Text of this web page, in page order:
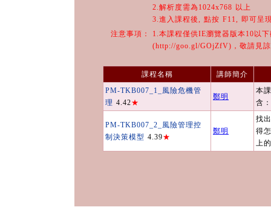
2.解析度需為1024x768 以上
3.進入課程後, 點按 F11, 即可呈
注意事項：
1.本課程僅供IE瀏覽器版本10以
(http://goo.gl/GOjZfV)，敬請見
課程名稱
講師簡介
PM-TKB007_1_風險危機管
理 4.42★
鄭明
本
含
PM-TKB007_2_風險管理控
制決策模型 4.39★
鄭明
找
得
上